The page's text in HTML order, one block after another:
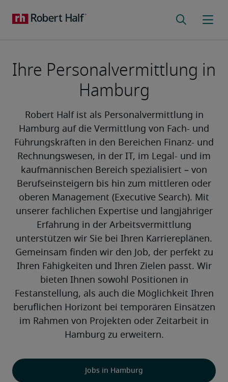
Robert Half ist als Personalvermittlung in
Hamburg auf die Vermittlung von Fach- und
Führungskräften in den Bereichen Finanz- und
Rechnungswesen, in der IT, im Legal- und im
kaufmännischen Bereich spezialisiert – von
Berufseinsteigern bis hin zum mittleren oder
oberen Management (Executive Search). Mit
unserer fachlichen Expertise und langjähriger
Erfahrung in der Arbeitsvermittlung
unterstützen wir Sie bei Ihren Karriereplänen.
Gemeinsam finden wir den Job, der perfekt zu
Ihren Fähigkeiten und Ihren Zielen passt. Wir
bieten Ihnen sowohl Positionen in
Festanstellung, als auch die Möglichkeit Ihren
beruflichen Horizont bei temporären Einsätzen
im Rahmen von Projekten oder Zeitarbeit in
Hamburg zu erweitern.
Jobs in Hamburg
Ihre Personalvermittlung in
Hamburg